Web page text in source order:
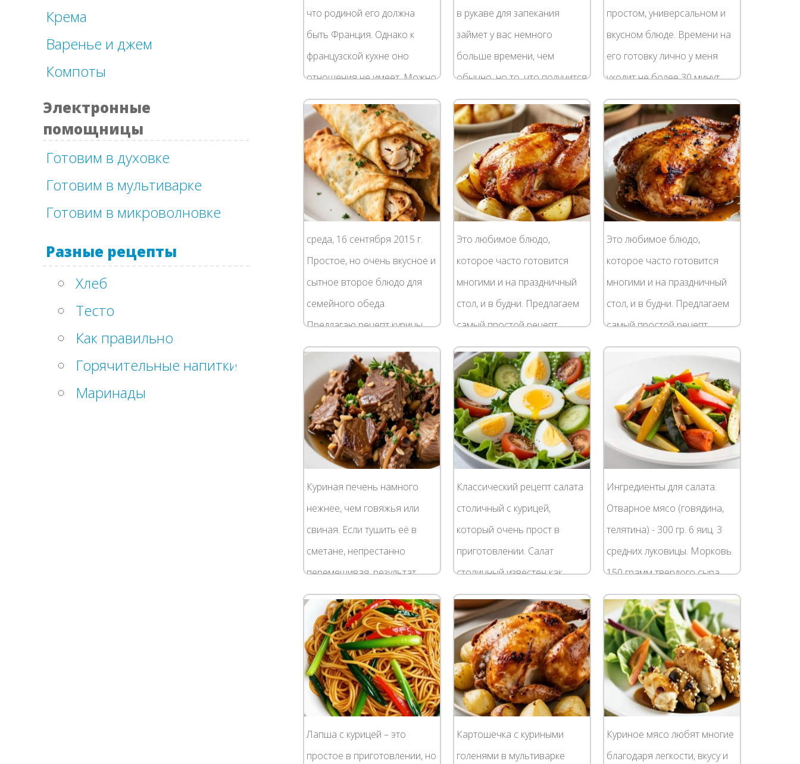
Крема
Варенье и джем
Компоты
Электронные
помощницы
Готовим в духовке
Готовим в мультиварке
Готовим в микроволновке
Разные рецепты
Хлеб
Тесто
Как правильно
Горячительные напитки
Маринады
что родиной его должна
быть Франция. Однако к
французской кухне оно
отношения не имеет. Можно
долго искать его истоки в
эльзасской и лотарингской
кухнях, однако...
в рукаве для запекания
займет у вас немного
больше времени, чем
обычно, но то, что получится
в результате, порадует вас и
ваших гостей гораздо
больше, чем простая...
простом, универсальном и
вкусном блюде. Времени на
его готовку лично у меня
уходит не более 30 минут.
При этом куриные грудки
можно запечь с помидорами
на ужин, на...
среда, 16 сентября 2015 г.
Простое, но очень вкусное и
сытное второе блюдо для
семейного обеда.
Предлагаю рецепт курицы,
запеченной в духовке с
овощами под сырной
корочкой. Куриное мясо...
Это любимое блюдо,
которое часто готовится
многими и на праздничный
стол, и в будни. Предлагаем
самый простой рецепт
приготовления курицы с
картошкой в духовке,
который не займёт у вас
много...
Это любимое блюдо,
которое часто готовится
многими и на праздничный
стол, и в будни. Предлагаем
самый простой рецепт
приготовления курицы с
картошкой в духовке,
который не займёт у вас
много...
Куриная печень намного
нежнее, чем говяжья или
свиная. Если тушить её в
сметане, непрестанно
перемешивая, результат
готовки будет больше похож
на жареный фарш или кашу.
При правильном же...
Классический рецепт салата
столичный с курицей,
который очень прост в
приготовлении. Салат
столичный известен как
вариация салата «оливье»,
где вместо колбасы
добавляют нарезанное
небольшими...
Ингредиенты для салата:
Отварное мясо (говядина,
телятина) - 300 гр. 6 яиц. 3
средних луковицы. Морковь.
150 грамм твердого сыра.
Уксус или лимонный сок - по
желанию. Майонез. Соль.
Известно,...
Лапша с курицей – это
простое в приготовлении, но
Картошечка с куриными
голенями в мультиварке
Куриное мясо любят многие
благодаря легкости, вкусу и